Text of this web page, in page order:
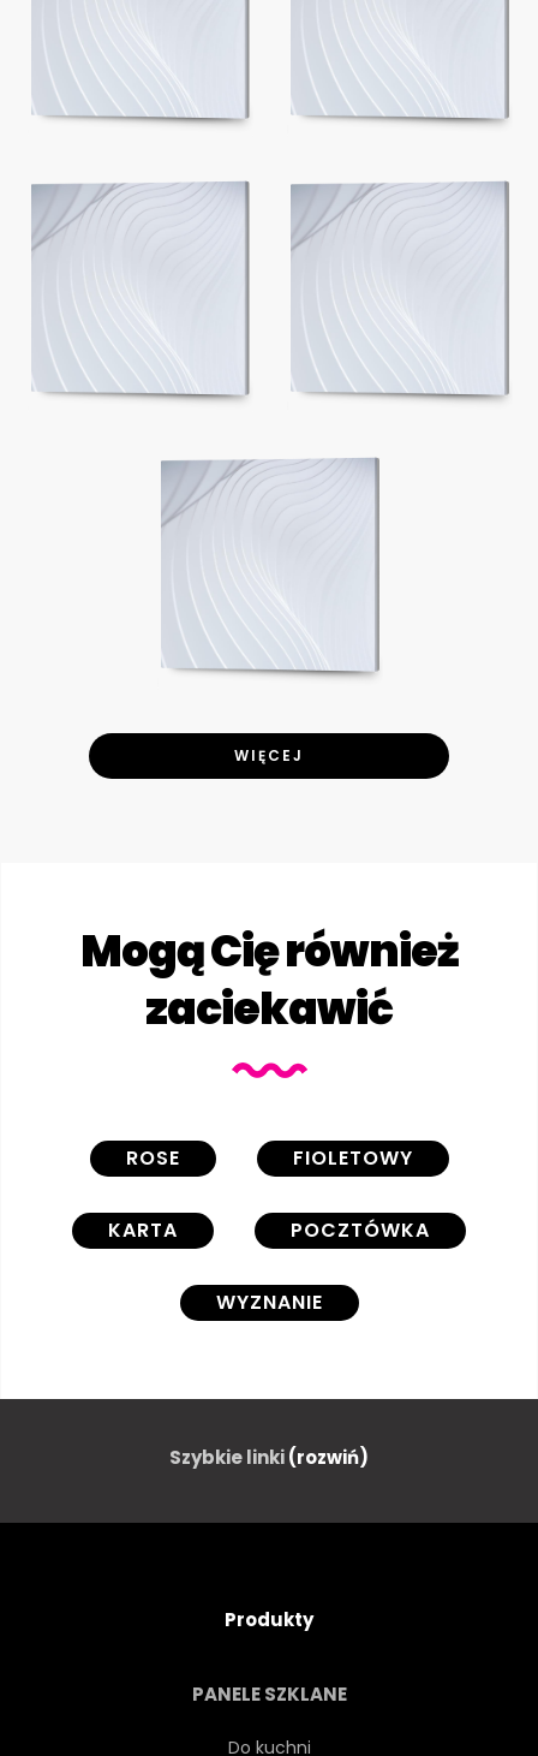
WIĘCEJ
Mogą Cię również
zaciekawić
ROSE FIOLETOWY
KARTA POCZTÓWKA
WYZNANIE
Szybkie linki(rozwiń)
Produkty
PANELE SZKLANE
Do kuchni